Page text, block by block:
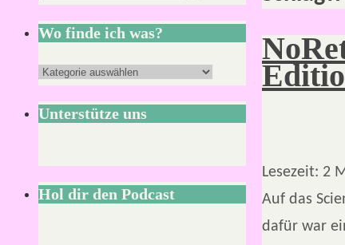
Lesezeit: 2
Auf das
dafür war
nach:
Wo finde ich was?
Wo
finde
ich
Unterstütze uns
Hol dir den Podcast